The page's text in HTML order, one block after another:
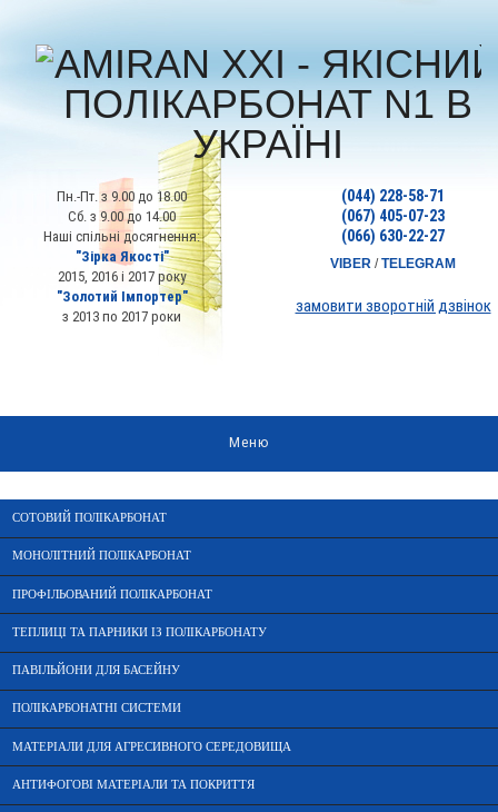
Пн.-Пт. з 9.00 до 18.00
Сб. з 9.00 до 14.00
Наші спільні досягнення:
"Зірка Якості"
2015, 2016 і 2017 року
"Золотий Імпортер"
з 2013 по 2017 роки
(044) 228-58-71
(067) 405-07-23
(066) 630-22-27
VIBER /TELEGRAM
замовити зворотній дзвінок
Меню
СОТОВИЙ ПОЛІКАРБОНАТ
МОНОЛІТНИЙ ПОЛІКАРБОНАТ
ПРОФІЛЬОВАНИЙ ПОЛІКАРБОНАТ
ТЕПЛИЦІ ТА ПАРНИКИ ІЗ ПОЛІКАРБОНАТУ
ПАВІЛЬЙОНИ ДЛЯ БАСЕЙНУ
ПОЛІКАРБОНАТНІ СИСТЕМИ
МАТЕРІАЛИ ДЛЯ АГРЕСИВНОГО СЕРЕДОВИЩА
АНТИФОГОВІ МАТЕРІАЛИ ТА ПОКРИТТЯ